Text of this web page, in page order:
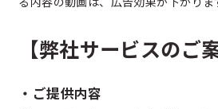
【弊社サービスのご
・ご提供内容